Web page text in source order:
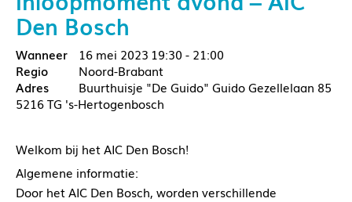
Den Bosch
16 mei 2023 19:30 - 21:00
Noord-Brabant
Buurthuisje "De Guido" Guido Gezellelaan 85
5216 TG 's-Hertogenbosch
Welkom bij het AIC Den Bosch!
Algemene informatie:
Door het AIC Den Bosch, worden verschillende